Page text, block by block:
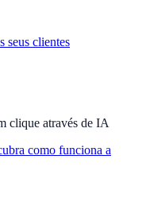
seus clientes
clique através de IA
como funciona a